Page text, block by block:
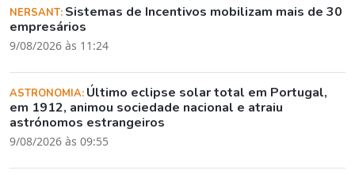
NERSANT: Sistemas de Incentivos mobilizam mais de 30
empresários
9/08/2026 às 11:24
ASTRONOMIA: Último eclipse solar total em Portugal,
em 1912, animou sociedade nacional e atraiu
astrónomos estrangeiros
9/08/2026 às 09:55